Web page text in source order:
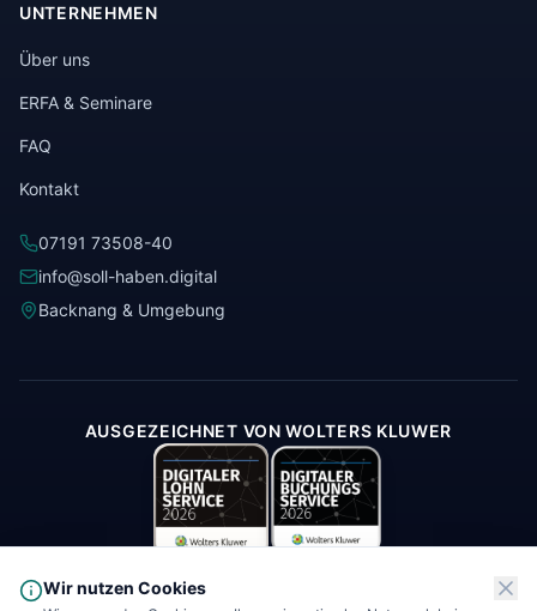
UNTERNEHMEN
Über uns
ERFA & Seminare
FAQ
Kontakt
07191 73508-40
info@soll-haben.digital
Backnang & Umgebung
AUSGEZEICHNET VON WOLTERS KLUWER
Wir nutzen Cookies